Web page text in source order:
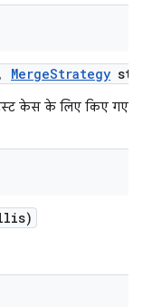
, MergeStrategy
केस के लिए किए गए